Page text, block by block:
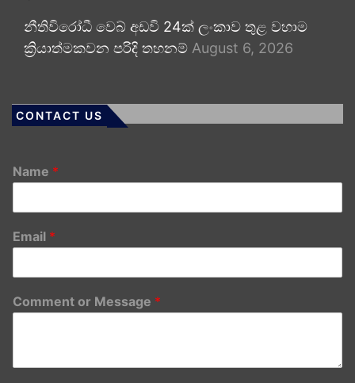
නීතිවිරෝධී වෙබ් අඩවි 24ක් ලංකාව තුළ වහාම
ක්‍රියාත්මකවන පරිදි තහනම් August 6, 2026
CONTACT US
Name *
Email *
Comment or Message *